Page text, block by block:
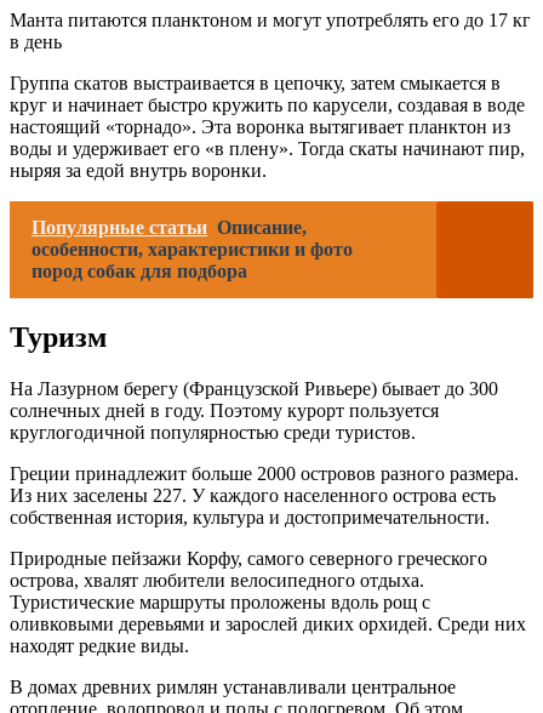
Манта питаются планктоном и могут употреблять его до 17 кг
в день
Группа скатов выстраивается в цепочку, затем смыкается в
круг и начинает быстро кружить по карусели, создавая в воде
настоящий «торнадо». Эта воронка вытягивает планктон из
воды и удерживает его «в плену». Тогда скаты начинают пир,
ныряя за едой внутрь воронки.
Популярные статьи Описание,
особенности, характеристики и фото
пород собак для подбора
Туризм
На Лазурном берегу (Французской Ривьере) бывает до 300
солнечных дней в году. Поэтому курорт пользуется
круглогодичной популярностью среди туристов.
Греции принадлежит больше 2000 островов разного размера.
Из них заселены 227. У каждого населенного острова есть
собственная история, культура и достопримечательности.
Природные пейзажи Корфу, самого северного греческого
острова, хвалят любители велосипедного отдыха.
Туристические маршруты проложены вдоль рощ с
оливковыми деревьями и зарослей диких орхидей. Среди них
находят редкие виды.
В домах древних римлян устанавливали центральное